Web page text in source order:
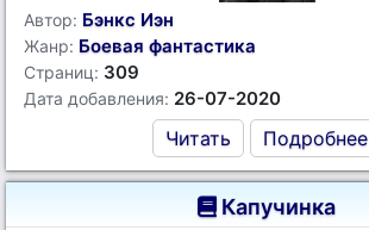
Автор: Бэнкс Иэн
Жанр: Боевая фантастика
Страниц: 309
Дата добавления: 26-07-2020
Читать Подробнее
Капучинка